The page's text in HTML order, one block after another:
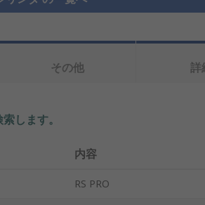
その他 詳
します。
内容
RS PRO